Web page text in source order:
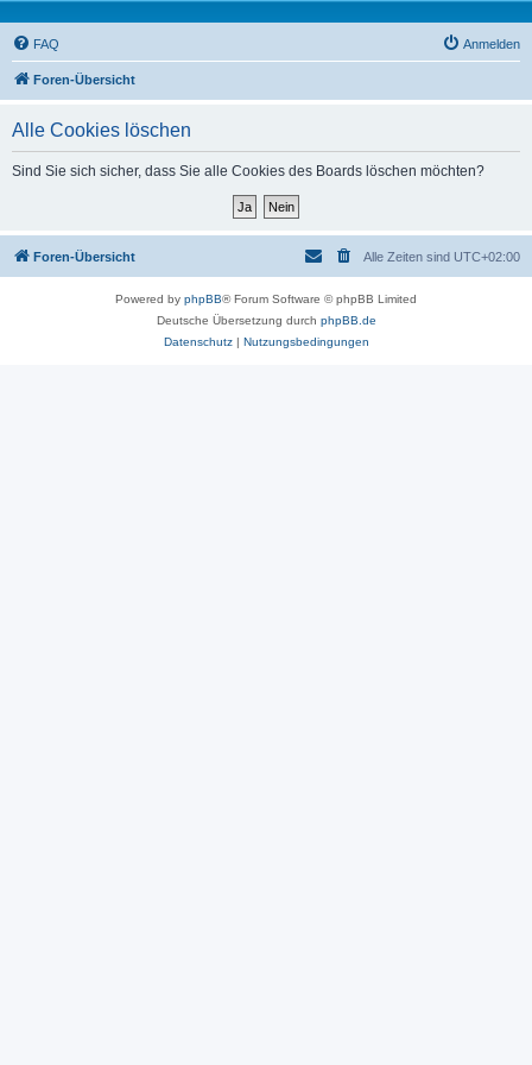
FAQ Anmelden
Foren-Übersicht
Alle Cookies löschen
Sind Sie sich sicher, dass Sie alle Cookies des Boards löschen möchten?
Foren-Übersicht Alle Zeiten sind UTC+02:00
Powered by phpBB® Forum Software © phpBB Limited
Deutsche Übersetzung durch phpBB.de
Datenschutz| Nutzungsbedingungen